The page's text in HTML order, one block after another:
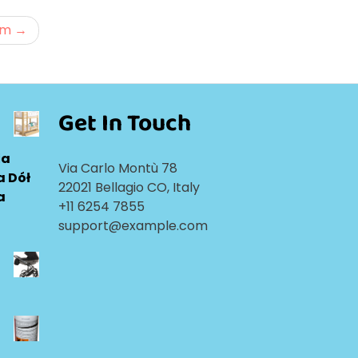
Dół
Get In Touch
Via Carlo Montù 78
22021 Bellagio CO, Italy
+11 6254 7855
support@example.com